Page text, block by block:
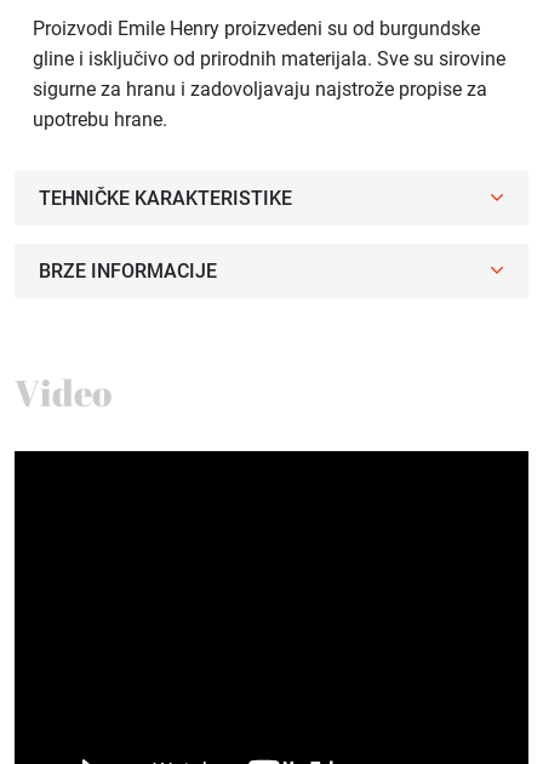
Proizvodi Emile Henry proizvedeni su od burgundske
gline i isključivo od prirodnih materijala. Sve su sirovine
sigurne za hranu i zadovoljavaju najstrože propise za
upotrebu hrane.
TEHNIČKE KARAKTERISTIKE
BRZE INFORMACIJE
Video